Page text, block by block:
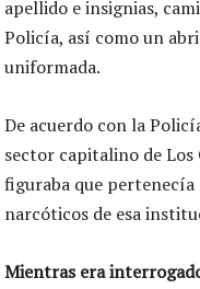
apellido e insignias,
Policía, así como un
uniformada.
De acuerdo con la
sector capitalino de Los
figuraba que pertenecía
narcóticos de esa
Mientras era